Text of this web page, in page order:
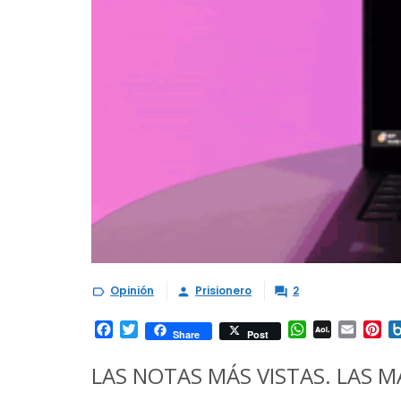
 Opinión  Prisionero  2
Facebook
TwitterShare Post WhatsApp
AOL Email
LAS NOTAS MÁS VISTAS. LAS